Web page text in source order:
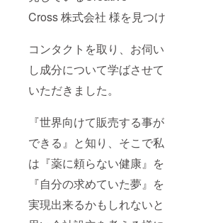
Cross 株式会社 様を見つけ
コンタクトを取り、お伺い
し成分について学ばさせて
いただきました。
『世界向けて販売する事が
できる』と知り、そこで私
は『薬に頼らない健康』を
『自分の求めていた夢』を
実現出来るかもしれないと